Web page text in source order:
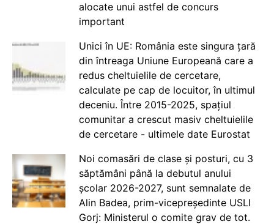
alocate unui astfel de concurs
important
Unici în UE: România este singura țară
din întreaga Uniune Europeană care a
redus cheltuielile de cercetare,
calculate pe cap de locuitor, în ultimul
deceniu. Între 2015-2025, spațiul
comunitar a crescut masiv cheltuielile
de cercetare - ultimele date Eurostat
Noi comasări de clase și posturi, cu 3
săptămâni până la debutul anului
școlar 2026-2027, sunt semnalate de
Alin Badea, prim-vicepreședinte USLI
Gorj: Ministerul o comite grav de tot.